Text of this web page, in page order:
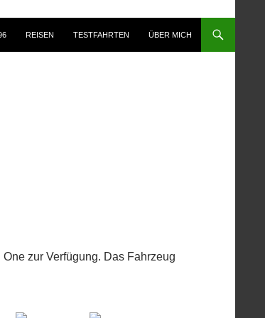
REISEN TESTFAHRTEN ÜBER MICH
zur Verfügung. Das Fahrzeug